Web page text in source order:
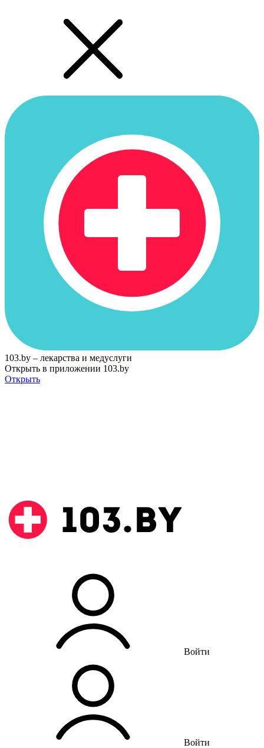
103.by – лекарства и медуслуги
Открыть в приложении 103.by
Открыть
Войти
Войти